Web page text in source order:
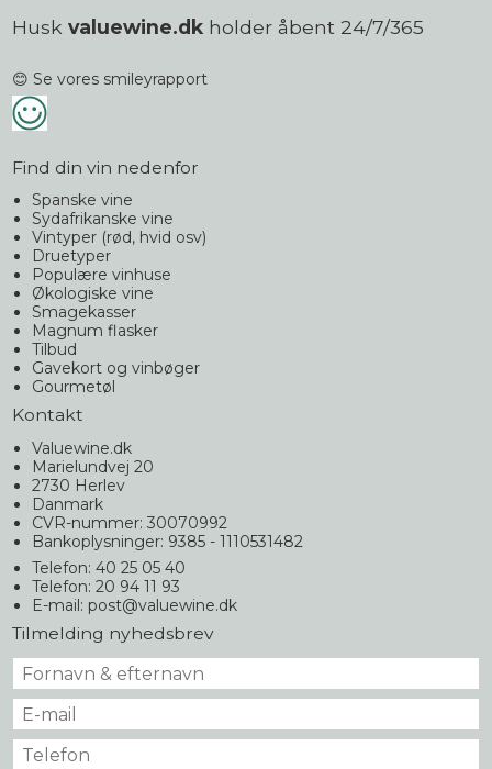
Husk valuewine.dk holder åbent 24/7/365
😊 Se vores smileyrapport
Find din vin nedenfor
Spanske vine
Sydafrikanske vine
Vintyper (rød, hvid osv)
Druetyper
Populære vinhuse
Økologiske vine
Smagekasser
Magnum flasker
Tilbud
Gavekort og vinbøger
Gourmetøl
Kontakt
Valuewine.dk
Marielundvej 20
2730 Herlev
Danmark
CVR-nummer: 30070992
Bankoplysninger: 9385 - 1110531482
Telefon: 40 25 05 40
Telefon: 20 94 11 93
E-mail: post@valuewine.dk
Tilmelding nyhedsbrev